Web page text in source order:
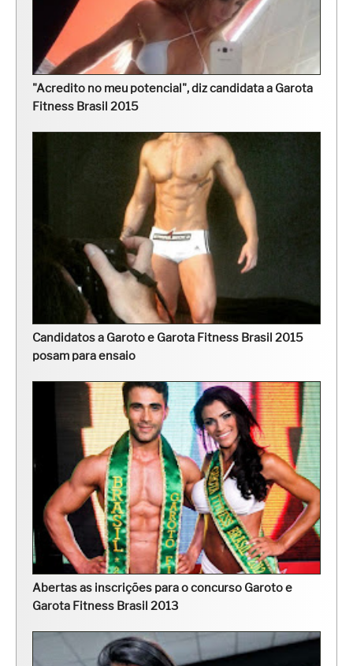
"Acredito no meu potencial", diz candidata a Garota
Fitness Brasil 2015
Candidatos a Garoto e Garota Fitness Brasil 2015
posam para ensaio
Abertas as inscrições para o concurso Garoto e
Garota Fitness Brasil 2013